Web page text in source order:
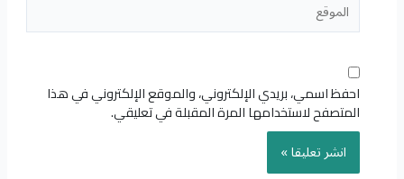
احفظ اسمي، بريدي الإلكتروني، والموقع الإلكتروني في هذا
المتصفح لاستخدامها المرة المقبلة في تعليقي.